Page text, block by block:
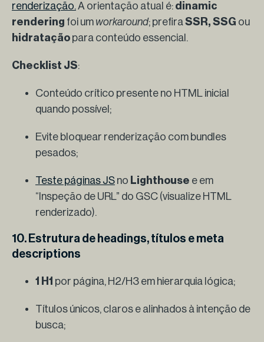
renderização.A orientação atual é: dinamic
rendering foi um workaround; prefiraSSR, SSG ou
hidratação para conteúdo essencial.
Checklist JS:
Conteúdo crítico presente no HTML inicial
quando possível;
Evite bloquear renderização com bundles
pesados;
Teste páginas JS no Lighthouse e em
“Inspeção de URL” do GSC (visualize HTML
renderizado).
10. Estrutura de headings, títulos e meta
descriptions
1 H1 por página, H2/H3 em hierarquia lógica;
Títulos únicos, claros e alinhados à intenção de
busca;